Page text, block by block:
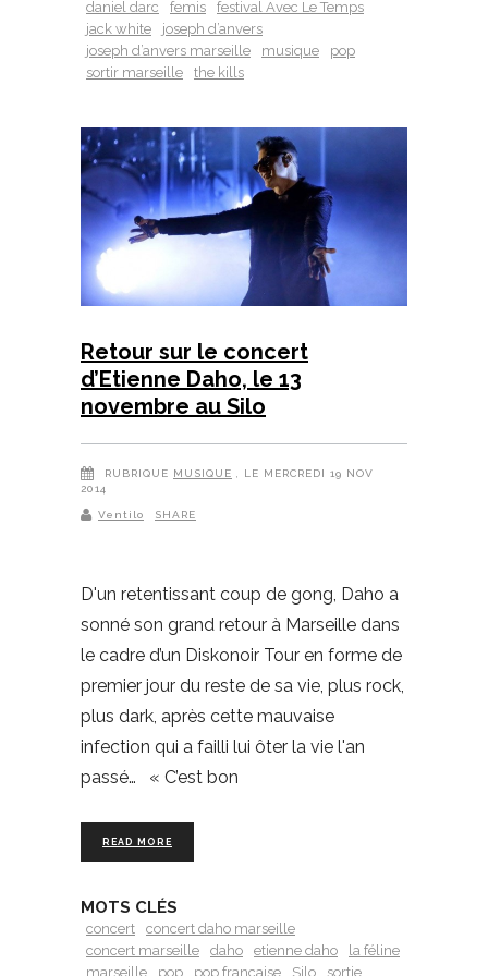
daniel darc femis
festival Avec Le Temps
jack white
joseph d’anvers
joseph d’anvers marseille
musique
pop
sortir marseille
the kills
Retour sur le concert
d’Etienne Daho, le 13
novembre au Silo
RUBRIQUE MUSIQUE
, LE MERCREDI 19 NOV
2014
Ventilo SHARE
D'un retentissant coup de gong, Daho a
sonné son grand retour à Marseille dans
le cadre d’un Diskonoir Tour en forme de
premier jour du reste de sa vie, plus rock,
plus dark, après cette mauvaise
infection qui a failli lui ôter la vie l'an
passé… « C’est bon
READ MORE
MOTS CLÉS
concert
concert daho marseille
concert marseille
daho etienne daho
la féline
marseille
pop pop francaise Silo sortie